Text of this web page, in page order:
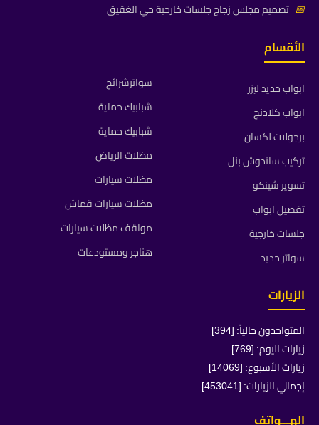
📅 تصميم مجلس زجاج جلسات خارجية حي الغقيق
الأقسام
ابواب حديد ليزر
ابواب كلادنج
برجولات لكسان
تركيب ساندوش بنل
تسوير شينكو
تفصيل ابواب
جلسات خارجية
سواتر حديد
سواترشرائح
شبابيك حماية
شبابيك حماية
مظلات الرياض
مظلات سيارات
مظلات سيارات قماش
مواقف مظلات سيارات
هناجر ومستودعات
الزيارات
المتواجدون حالياً: [394]
زيارات اليوم: [769]
زيارات الأسبوع: [14069]
إجمالي الزيارات: [453041]
الهـــواتف